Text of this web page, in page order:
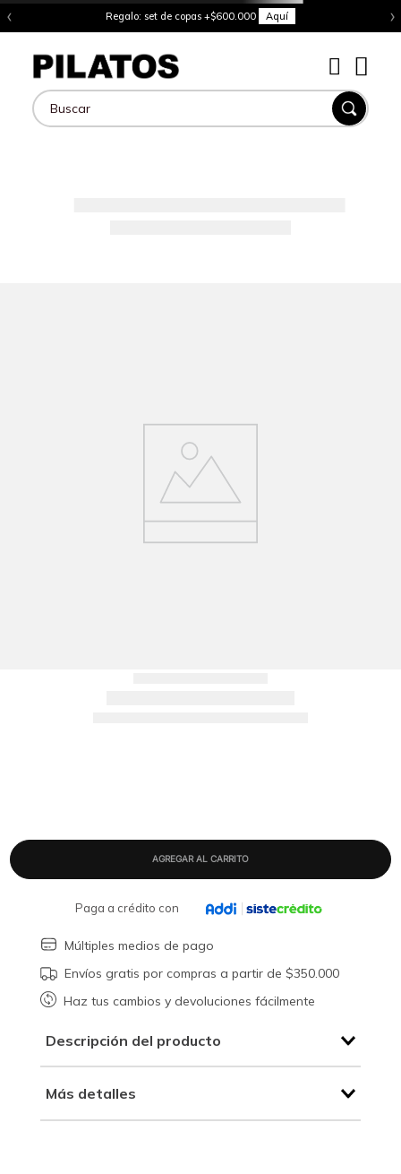
‹ Regalo: set de copas +$600.000 Aquí ›
Buscar
Paga a crédito con
Múltiples medios de pago
Envíos gratis por compras a partir de $350.000
Haz tus cambios y devoluciones fácilmente
Descripción del producto
Más detalles